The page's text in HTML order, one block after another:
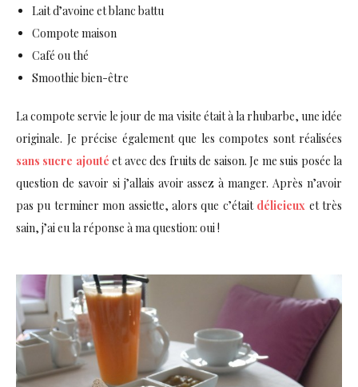
Lait d’avoine et blanc battu
Compote maison
Café ou thé
Smoothie bien-être
La compote servie le jour de ma visite était à la rhubarbe, une idée
originale. Je précise également que les compotes sont réalisées
sans sucre ajouté et avec des fruits de saison. Je me suis posée la
question de savoir si j’allais avoir assez à manger. Après n’avoir
pas pu terminer mon assiette, alors que c’était délicieux et très
sain, j’ai eu la réponse à ma question: oui !